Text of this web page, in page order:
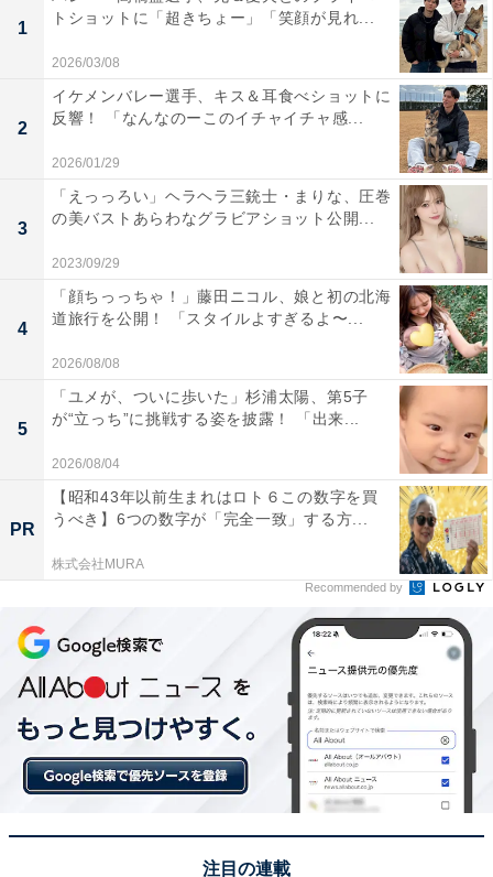
1
トショットに「超きちょー」「笑顔が見れ...
2026/03/08
2
イケメンバレー選手、キス＆耳食べショットに
反響！ 「なんなのーこのイチャイチャ感...
2026/01/29
3
「えっっろい」ヘラヘラ三銃士・まりな、圧巻
の美バストあらわなグラビアショット公開...
2023/09/29
4
「顔ちっっちゃ！」藤田ニコル、娘と初の北海
道旅行を公開！ 「スタイルよすぎるよ〜...
2026/08/08
5
「ユメが、ついに歩いた」杉浦太陽、第5子
が“立っち”に挑戦する姿を披露！ 「出来...
2026/08/04
PR
【昭和43年以前生まれはロト６この数字を買
うべき】6つの数字が「完全一致」する方...
株式会社MURA
Recommended by
注目の連載